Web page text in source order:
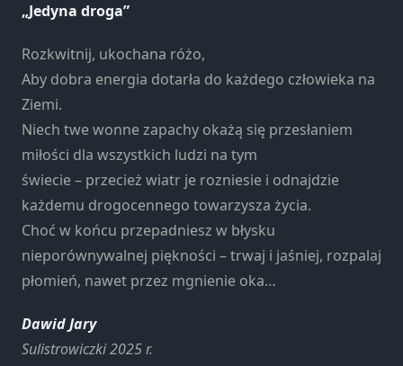
„Jedyna droga”
Rozkwitnij, ukochana różo,
Aby dobra energia dotarła do każdego człowieka na
Ziemi.
Niech twe wonne zapachy okażą się przesłaniem
miłości dla wszystkich ludzi na tym
świecie – przecież wiatr je rozniesie i odnajdzie
każdemu drogocennego towarzysza życia.
Choć w końcu przepadniesz w błysku
nieporównywalnej piękności – trwaj i jaśniej, rozpalaj
płomień, nawet przez mgnienie oka…
Dawid Jary
Sulistrowiczki 2025 r.
Konieczne
Te pliki cookie
nie są
opcjonalne. Są
one potrzebne
do
funkcjonowania
strony